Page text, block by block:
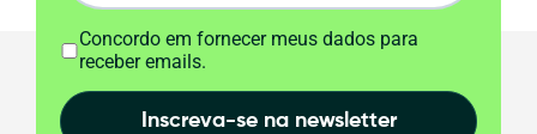
Concordo em fornecer meus dados para
receber emails.
Inscreva-se na newsletter